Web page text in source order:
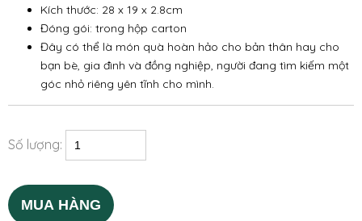
Kích thước: 28 x 19 x 2.8cm
Đóng gói: trong hộp carton
Đây có thể là món quà hoàn hảo cho bản thân hay cho
bạn bè, gia đình và đồng nghiệp, người đang tìm kiếm một
góc nhỏ riêng yên tĩnh cho mình.
Số lượng:
MUA HÀNG